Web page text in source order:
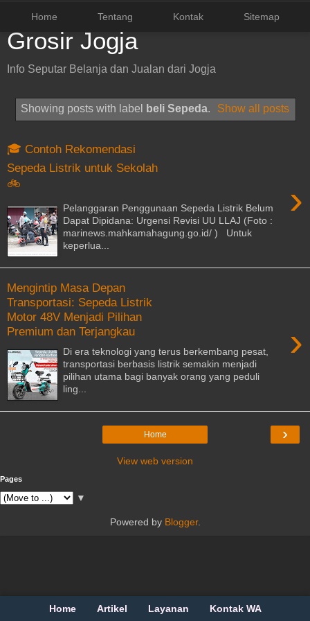
Home Tentang Kontak Sitemap
Grosir Jogja
Info Seputar Belanja dan Jualan dari Jogja
Showing posts with label beli Sepeda. Show all posts
🎓 Contoh Rekomendasi
Sepeda Listrik untuk Sekolah
🚲
›
Pelanggaran Penggunaan Sepeda Listrik Belum
Dapat Dipidana: Urgensi Revisi UU LLAJ (Foto :
marinews.mahkamahagung.go.id/ ) Untuk
keperlua...
Mengintip Masa Depan
Transportasi: Sepeda Listrik
Motor 48V Menjadi Pilihan
Premium dan Terjangkau
›
Di era teknologi yang terus berkembang pesat,
transportasi berbasis listrik semakin menjadi
pilihan utama bagi banyak orang yang peduli
ling...
›
Home
View web version
Pages
▼
Powered by Blogger.
Home Artikel Layanan Kontak WA